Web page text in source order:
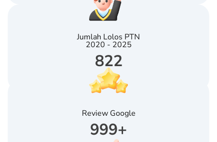
Jumlah Lolos PTN
2020 - 2025
822
Review Google
999+